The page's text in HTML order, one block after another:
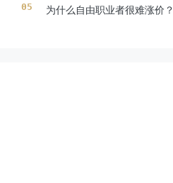
为什么自由职业者很难涨价？